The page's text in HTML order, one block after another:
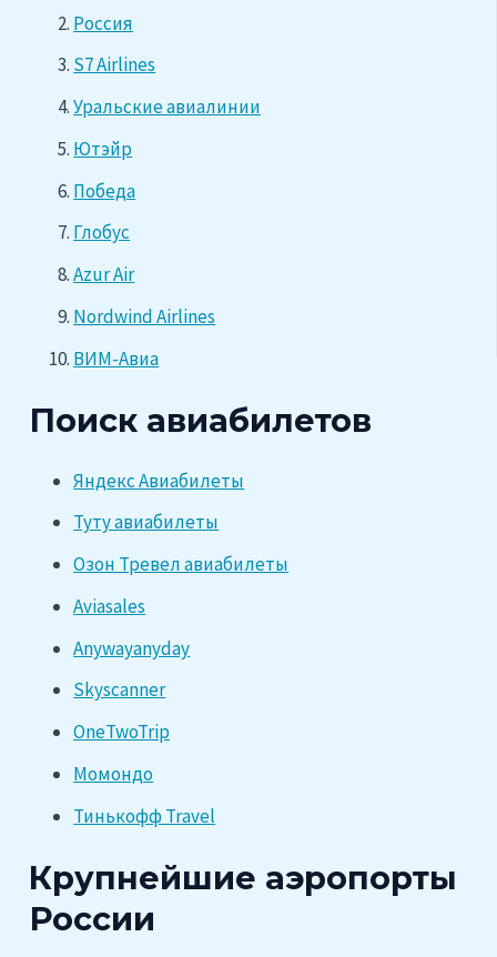
Россия
S7 Airlines
Уральские авиалинии
Ютэйр
Победа
Глобус
Azur Air
Nordwind Airlines
ВИМ-Авиа
Поиск авиабилетов
Яндекс Авиабилеты
Туту авиабилеты
Озон Тревел авиабилеты
Aviasales
Anywayanyday
Skyscanner
OneTwoTrip
Момондо
Тинькофф Travel
Крупнейшие аэропорты
России